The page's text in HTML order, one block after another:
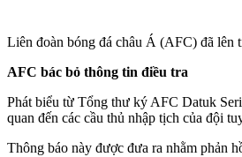
Liên đoàn bóng đá châu Á (AFC) đã lên
AFC bác bỏ thông tin điều tra
Phát biểu từ Tổng thư ký AFC Datuk
quan đến các cầu thủ nhập tịch của đội
Thông báo này được đưa ra nhằm phản